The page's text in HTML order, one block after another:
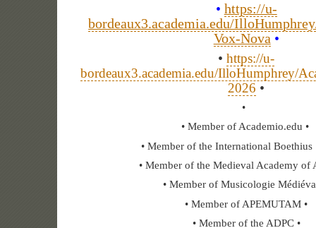
• https://u-
bordeaux3.academia.edu/
Vox-Nova •
•https://u-
bordeaux3.academia.edu/IlloHumphrey/
2026 •
•
• Member of Academio.edu •
• Member of the International Boethius
• Member of the Medieval Academy of
• Member of Musicologie
• Member of APEMUTAM •
• Member of the ADPC •